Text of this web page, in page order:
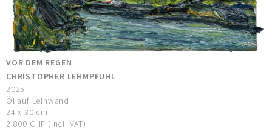
VOR DEM REGEN
CHRISTOPHER LEHMPFUHL
2025
Öl auf Leinwand
24 x 30 cm
2.800 CHF (incl. VAT)